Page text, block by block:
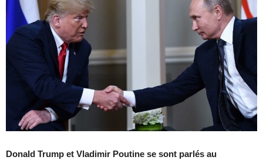
Donald Trump et Vladimir Poutine se sont parlés au